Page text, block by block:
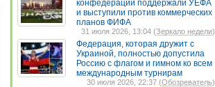
конфедерации поддержали УЕФА
и выступили против коммерческих
планов ФИФА
31 июля 2026, 13:04 (Зеркало недели)
Федерация, которая дружит с
Украиной, полностью допустила
Россию с флагом и гимном ко всем
международным турнирам
30 июля 2026, 22:37 (Обозреватель)